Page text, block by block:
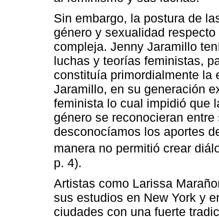
Sin embargo, la postura de
género y sexualidad
compleja. Jenny Jaramillo
luchas y teorías feministas,
constituía primordialmente la
Jaramillo, en su generación
feminista lo cual impidió que
género se reconocieran
desconocíamos los aportes
manera no permitió crear
p. 4).
Artistas como Larissa
sus estudios en New York y
ciudades con una fuerte